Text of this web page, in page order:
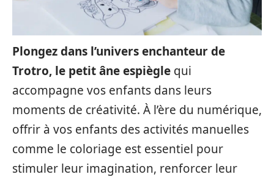
Plongez dans l’univers enchanteur de
Trotro, le petit âne espiègle qui
accompagne vos enfants dans leurs
moments de créativité. À l’ère du numérique,
offrir à vos enfants des activités manuelles
comme le coloriage est essentiel pour
stimuler leur imagination, renforcer leur